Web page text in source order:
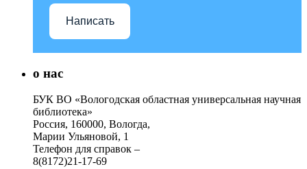
Написать
о нас
БУК ВО «Вологодская областная универсальная научная
библиотека»
Россия, 160000, Вологда,
Марии Ульяновой, 1
Телефон для справок –
8(8172)21-17-69